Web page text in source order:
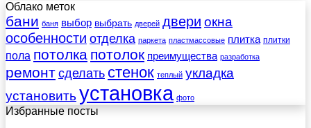
Облако меток
бани баня выбор выбрать дверей двери окна
особенности отделка паркета пластмассовые плитка плитки
пола потолка потолок преимущества разработка
ремонт сделать стенок теплый укладка
установить установка фото
Избранные посты